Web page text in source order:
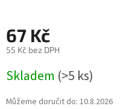
67 Kč
55 Kč bez DPH
cena:
Skladem (>5 ks)
Můžeme doručit do: 10.8.2026